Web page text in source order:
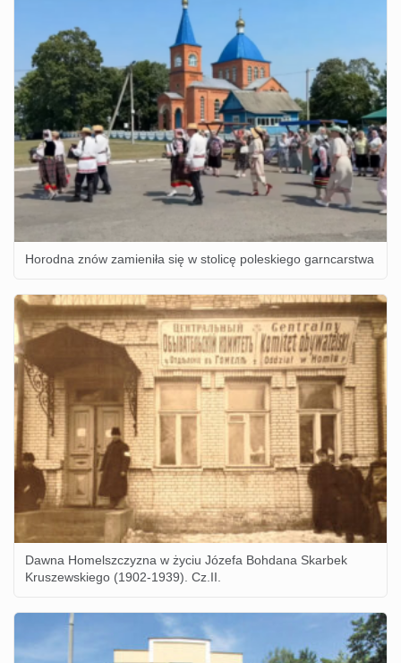
Horodna znów zamieniła się w stolicę poleskiego garncarstwa
Dawna Homelszczyzna w życiu Józefa Bohdana Skarbek
Kruszewskiego (1902-1939). Cz.II.